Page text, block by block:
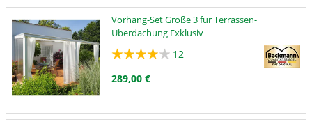
Vorhang-Set Größe 3 für Terrassen-
Überdachung Exklusiv
12
289,00 €